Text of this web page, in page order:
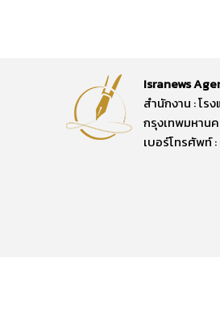
Isranews
สำนักงาน : โร
กรุงเทพมหาน
เบอร์โทรศัพท์